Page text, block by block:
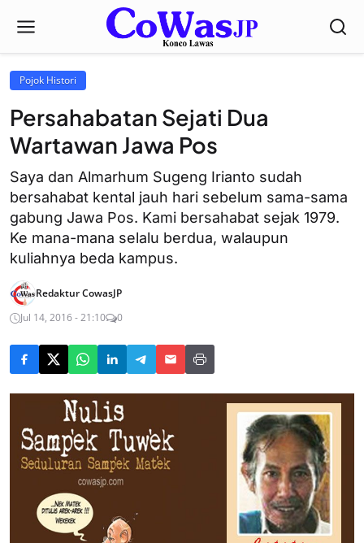
Pojok Histori
Persahabatan Sejati Dua
Wartawan Jawa Pos
Saya dan Almarhum Sugeng Irianto sudah
bersahabat kental jauh hari sebelum sama-sama
gabung Jawa Pos. Kami bersahabat sejak 1979.
Ke mana-mana selalu berdua, walaupun
kuliahnya beda kampus.
Redaktur CowasJP
Jul 14, 2016 - 21:10
0